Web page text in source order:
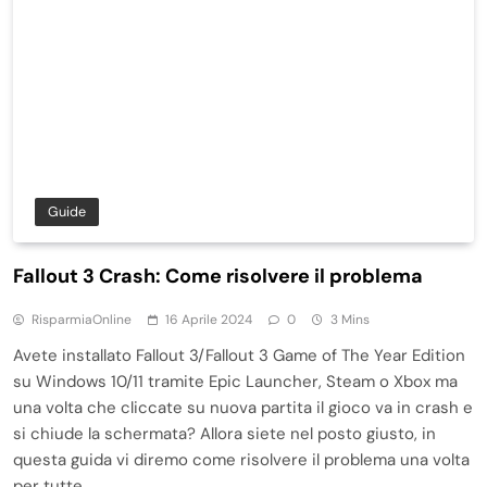
Guide
Fallout 3 Crash: Come risolvere il problema
RisparmiaOnline 16 Aprile 2024 0 3 Mins
Avete installato Fallout 3/Fallout 3 Game of The Year Edition
su Windows 10/11 tramite Epic Launcher, Steam o Xbox ma
una volta che cliccate su nuova partita il gioco va in crash e
si chiude la schermata? Allora siete nel posto giusto, in
questa guida vi diremo come risolvere il problema una volta